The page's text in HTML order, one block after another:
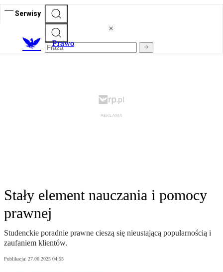
Serwisy
Prawo
Stały element nauczania i pomocy
prawnej
Studenckie poradnie prawne cieszą się nieustającą popularnością i
zaufaniem klientów.
Publikacja: 27.06.2025 04:55